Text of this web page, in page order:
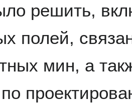
решить,
полей,
мин, а